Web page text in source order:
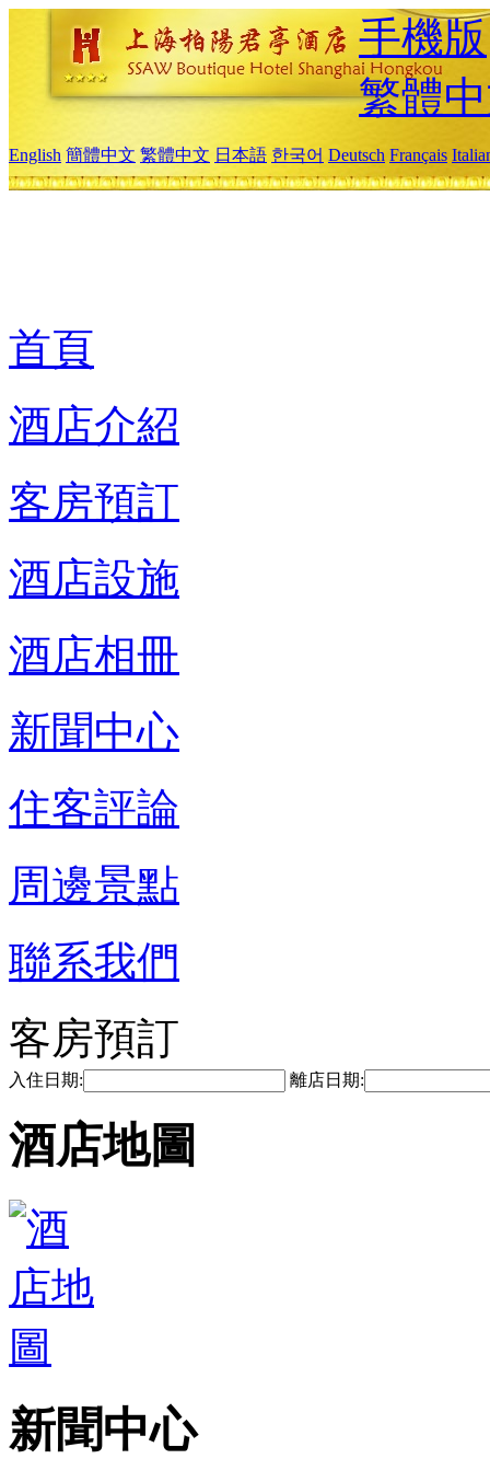
手機版
繁體
English 簡體中文 繁體中文 日本語 한국어 Deutsch Français
首頁
酒店介紹
客房預訂
酒店設施
酒店相冊
新聞中心
住客評論
周邊景點
聯系我們
客房預訂
入住日期: 離店日期:
酒店地圖
新聞中心